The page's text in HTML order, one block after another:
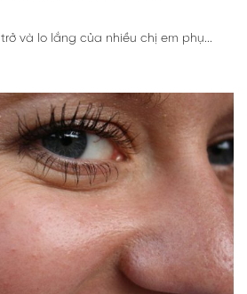
và lo lắng của nhiều chị em phụ...